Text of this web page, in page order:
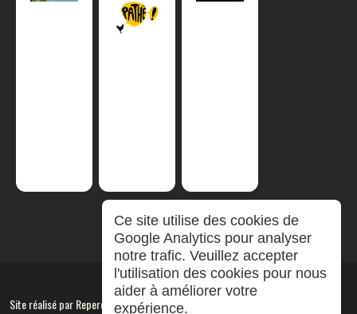
Site réalisé parRepereCom
Ce site utilise des cookies de
Google Analytics pour analyser
notre trafic. Veuillez accepter
l'utilisation des cookies pour nous
aider à améliorer votre
expérience.